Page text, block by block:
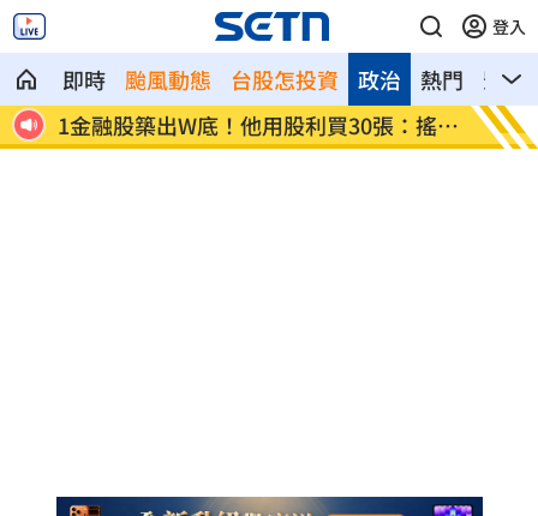
登入
即時 颱風動態 台股怎投資 熱門 影音
政治
錢 外送員撥轉電梯監視器再貼膠帶 警籲報
案
美妝